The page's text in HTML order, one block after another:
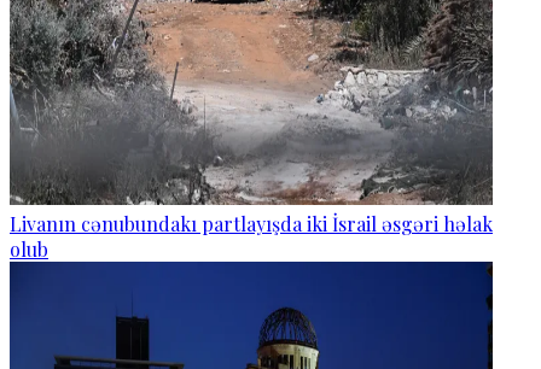
Livanın cənubundakı partlayışda iki İsrail əsgəri həlak
olub